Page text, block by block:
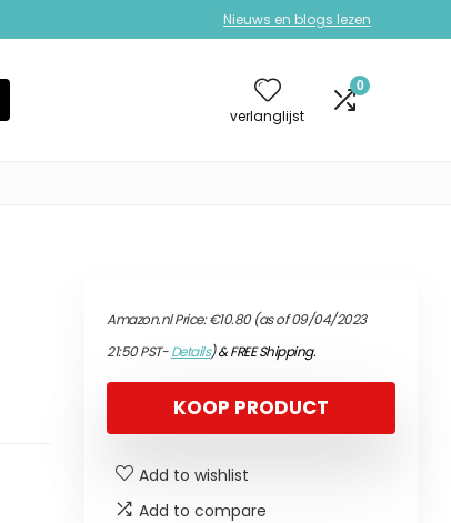
Nieuws en blogs lezen
verlanglijst
0
Amazon.nl Price:€10.80(as of 09/04/2023
21:50 PST-Details)&FREE Shipping.
KOOP PRODUCT
Add to wishlist
Add to compare